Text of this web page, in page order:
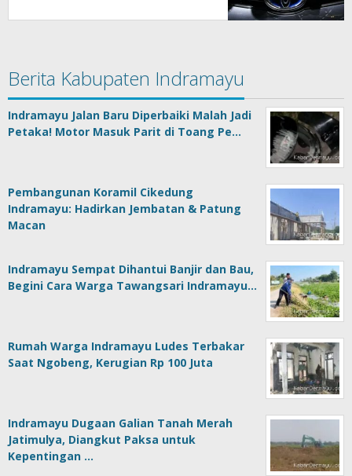
Berita Kabupaten Indramayu
Indramayu Jalan Baru Diperbaiki Malah Jadi
Petaka! Motor Masuk Parit di Toang Pe…
Pembangunan Koramil Cikedung
Indramayu: Hadirkan Jembatan & Patung
Macan
Indramayu Sempat Dihantui Banjir dan Bau,
Begini Cara Warga Tawangsari Indramayu…
Rumah Warga Indramayu Ludes Terbakar
Saat Ngobeng, Kerugian Rp 100 Juta
Indramayu Dugaan Galian Tanah Merah
Jatimulya, Diangkut Paksa untuk
Kepentingan …